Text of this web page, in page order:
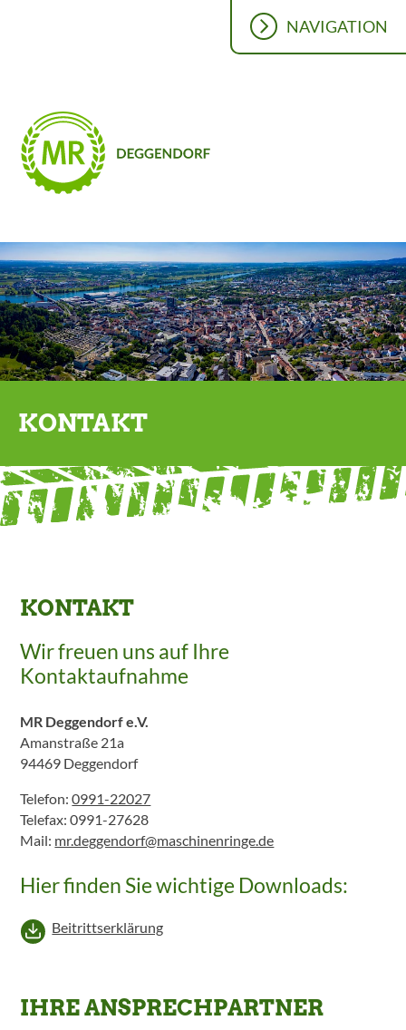
NAVIGATION
KONTAKT
KONTAKT
Wir freuen uns auf Ihre
Kontaktaufnahme
MR Deggendorf e.V.
Amanstraße 21a
94469 Deggendorf
Telefon:0991-22027
Telefax: 0991-27628
Mail: mr.deggendorf@maschinenringe.de
Hier finden Sie wichtige Downloads:
Beitrittserklärung
IHRE ANSPRECHPARTNER